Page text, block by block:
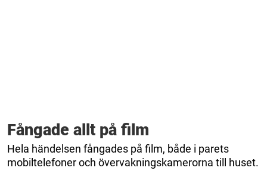
Fångade allt på film
Hela händelsen fångades på film, både i parets
mobiltelefoner och övervakningskamerorna till huset.